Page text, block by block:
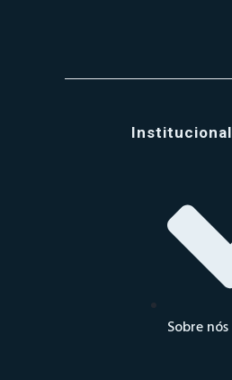
Institucional
Sobre nós